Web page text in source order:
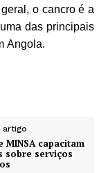
o cancro é a
das principais
Angola.
artigo
MINSA capacitam
sobre serviços